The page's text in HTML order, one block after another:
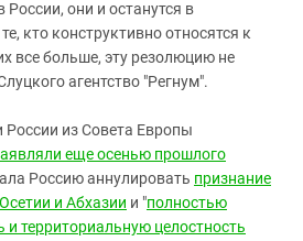
они и останутся в
кто конструктивно относятся к
все больше, эту резолюцию не
агентство "Регнум".
из Совета Европы
еще осенью прошлого
Россию аннулировать признание
и Абхазии и "полностью
территориальную целостность